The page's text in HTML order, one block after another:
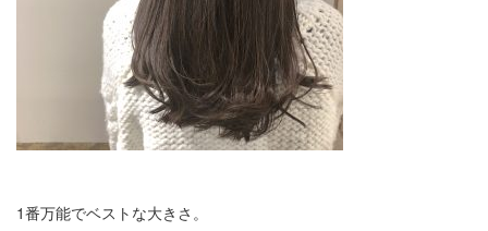
1番万能でベストな大きさ。